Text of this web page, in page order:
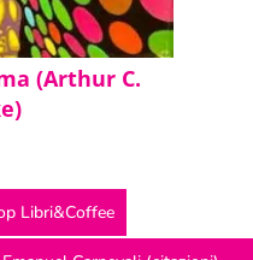
(Arthur C.
Libri&Coffee